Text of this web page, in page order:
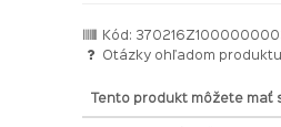
Kód:
Otázky ohľadom
Tento produkt môžete mať